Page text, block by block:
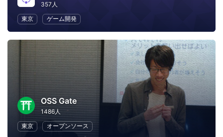
357人
東京
ゲーム開発
OSS Gate
1486人
東京
オープンソース